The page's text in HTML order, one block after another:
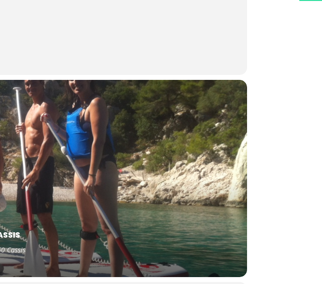
Cassis